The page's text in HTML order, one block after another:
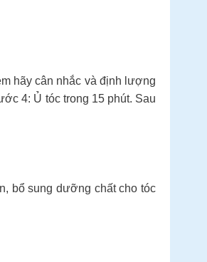
hãy cân nhắc và định lượng
4: Ủ tóc trong 15 phút. Sau
bổ sung dưỡng chất cho tóc